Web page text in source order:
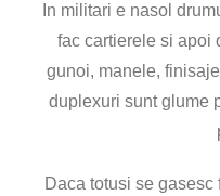
In militari e nasol
fac cartierele si apoi
gunoi, manele,
duplexuri sunt glume
Daca totusi se